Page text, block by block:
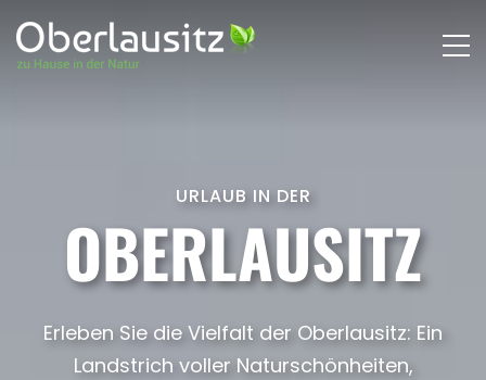
URLAUB IN DER
OBERLAUSITZ
Erleben Sie die Vielfalt der Oberlausitz: Ein
Landstrich voller Naturschönheiten,